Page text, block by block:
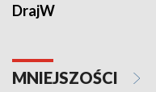
DrajW
MNIEJSZOŚCI